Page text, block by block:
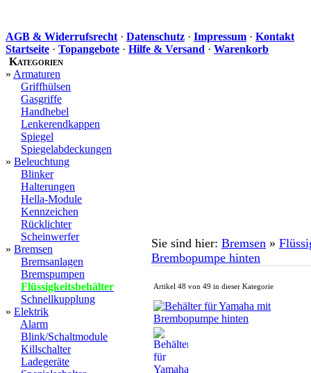
AGB & Widerrufsrecht · Datenschutz · Impressum · Kontakt
Startseite · Topangebote · Hilfe & Versand · Warenkorb
Kategorien
» Armaturen
Griffhülsen
Gasgriffe
Handhebel
Lenkerendkappen
Spiegel
Spiegelabdeckungen
» Beleuchtung
Blinker
Halterungen
Hella-Module
Kennzeichen
Rücklichter
Scheinwerfer
» Bremsen
Bremsanlagen
Bremspumpen
Flüssigkeitsbehälter
Schnellkupplung
» Elektrik
Alarm
Blink/Schaltmodule
Killschalter
Ladegeräte
Sie sind hier: Bremsen »
Brembopumpe hinten
Artikel 48 von 49 in dieser Kategorie